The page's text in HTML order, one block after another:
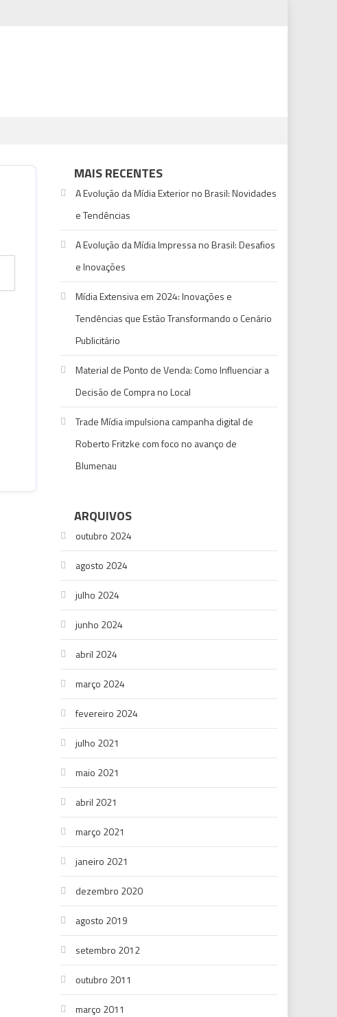
MAIS RECENTES
A Evolução da Mídia Exterior no Brasil: Novidades
e Tendências
A Evolução da Mídia Impressa no Brasil: Desafios
e Inovações
Mídia Extensiva em 2024: Inovações e
Tendências que Estão Transformando o Cenário
Publicitário
Material de Ponto de Venda: Como Influenciar a
Decisão de Compra no Local
Trade Mídia impulsiona campanha digital de
Roberto Fritzke com foco no avanço de
Blumenau
ARQUIVOS
outubro 2024
agosto 2024
julho 2024
junho 2024
abril 2024
março 2024
fevereiro 2024
julho 2021
maio 2021
abril 2021
março 2021
janeiro 2021
dezembro 2020
agosto 2019
setembro 2012
outubro 2011
março 2011